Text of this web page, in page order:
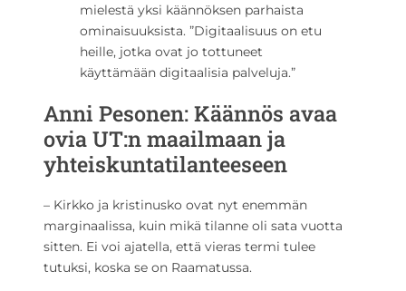
mielestä yksi käännöksen parhaista
ominaisuuksista. ”Digitaalisuus on etu
heille, jotka ovat jo tottuneet
käyttämään digitaalisia palveluja.”
Anni Pesonen: Käännös avaa
ovia UT:n maailmaan ja
yhteiskuntatilanteeseen
– Kirkko ja kristinusko ovat nyt enemmän
marginaalissa, kuin mikä tilanne oli sata vuotta
sitten. Ei voi ajatella, että vieras termi tulee
tutuksi, koska se on Raamatussa.